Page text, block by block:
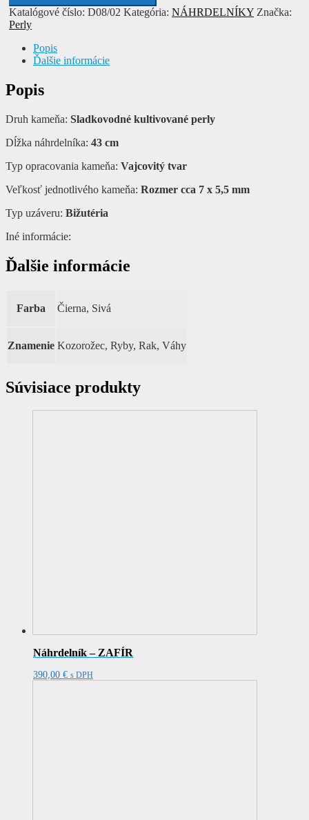
PERLY
Katalógové číslo: D08/02 Kategória: NÁHRDELNÍKY Značka:
Perly
Popis
Ďalšie informácie
Popis
Druh kameňa: Sladkovodné kultivované perly
Dĺžka náhrdelníka: 43 cm
Typ opracovania kameňa: Vajcovitý tvar
Veľkosť jednotlivého kameňa: Rozmer cca 7 x 5,5 mm
Typ uzáveru: Bižutéria
Iné informácie:
Ďalšie informácie
Farba Čierna, Sivá
Znamenie Kozorožec, Ryby, Rak, Váhy
Súvisiace produkty
Náhrdelník – ZAFÍR
390,00 € s DPH